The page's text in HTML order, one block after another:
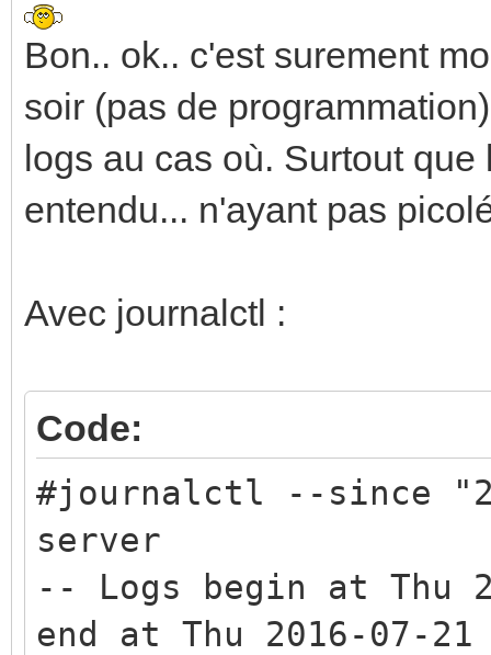
Bon.. ok.. c'est surement
soir (pas de
logs au cas où. Surtout
entendu... n'ayant pas
Avec journalctl :
Code:
#journalctl --since
server
-- Logs begin at Thu
end at Thu 2016-07-